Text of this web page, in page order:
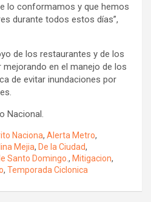
lo conformamos y que hemos
durante todos estos días”,
de los restaurantes y de los
en el manejo de los
de evitar inundaciones por
Nacional.
Naciona, Alerta Metro,
Mejia, De la Ciudad,
Santo Domingo. , Mitigacion,
, Temporada Ciclonica